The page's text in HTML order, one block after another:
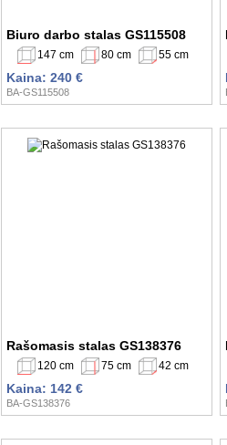
Biuro darbo stalas GS115508
147 cm 80 cm 55 cm
Kaina: 240 €
BA-GS115508
Rašomasis stalas GS138376
120 cm 75 cm 42 cm
Kaina: 142 €
BA-GS138376